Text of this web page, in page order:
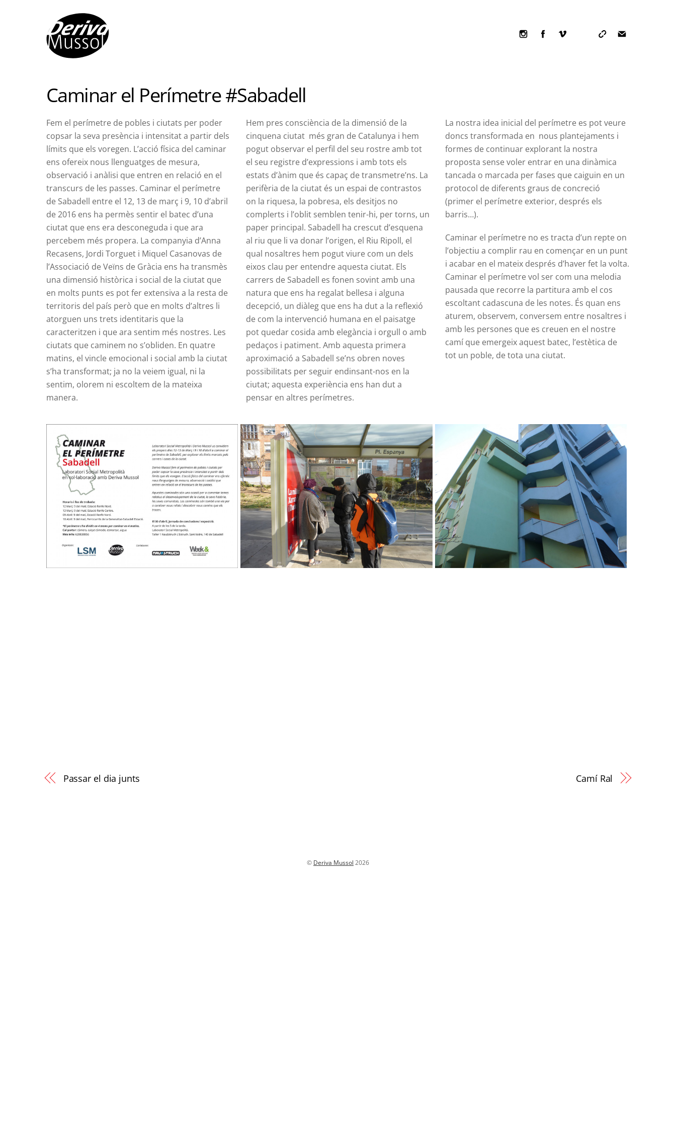
Icon
Icon
Icon
Caminar el Perímetre #Sabadell
Fem el perímetre de pobles i ciutats per poder
copsar la seva presència i intensitat a partir dels
límits que els voregen. L’acció física del caminar
ens ofereix nous llenguatges de mesura,
observació i anàlisi que entren en relació en el
transcurs de les passes. Caminar el perímetre
de Sabadell entre el 12, 13 de març i 9, 10 d’abril
de 2016 ens ha permès sentir el batec d’una
ciutat que ens era desconeguda i que ara
percebem més propera. La companyia d’Anna
Recasens, Jordi Torguet i Miquel Casanovas de
l’Associació de Veïns de Gràcia ens ha transmès
una dimensió històrica i social de la ciutat que
en molts punts es pot fer extensiva a la resta de
territoris del país però que en molts d’altres li
atorguen uns trets identitaris que la
caracteritzen i que ara sentim més nostres. Les
ciutats que caminem no s’obliden. En quatre
matins, el vincle emocional i social amb la ciutat
s’ha transformat; ja no la veiem igual, ni la
sentim, olorem ni escoltem de la mateixa
manera.
Hem pres consciència de la dimensió de la
cinquena ciutat més gran de Catalunya i hem
pogut observar el perfil del seu rostre amb tot
el seu registre d’expressions i amb tots els
estats d’ànim que és capaç de transmetre’ns. La
perifèria de la ciutat és un espai de contrastos
on la riquesa, la pobresa, els desitjos no
complerts i l’oblit semblen tenir-hi, per torns, un
paper principal. Sabadell ha crescut d’esquena
al riu que li va donar l’origen, el Riu Ripoll, el
qual nosaltres hem pogut viure com un dels
eixos clau per entendre aquesta ciutat. Els
carrers de Sabadell es fonen sovint amb una
natura que ens ha regalat bellesa i alguna
decepció, un diàleg que ens ha dut a la reflexió
de com la intervenció humana en el paisatge
pot quedar cosida amb elegància i orgull o amb
pedaços i patiment. Amb aquesta primera
aproximació a Sabadell se’ns obren noves
possibilitats per seguir endinsant-nos en la
ciutat; aquesta experiència ens han dut a
pensar en altres perímetres.
La nostra idea inicial del perímetre es pot veure
doncs transformada en nous plantejaments i
formes de continuar explorant la nostra
proposta sense voler entrar en una dinàmica
tancada o marcada per fases que caiguin en un
protocol de diferents graus de concreció
(primer el perímetre exterior, després els
barris…).
Caminar el perímetre no es tracta d’un repte on
l’objectiu a complir rau en començar en un punt
i acabar en el mateix després d’haver fet la volta.
Caminar el perímetre vol ser com una melodia
pausada que recorre la partitura amb el cos
escoltant cadascuna de les notes. És quan ens
aturem, observem, conversem entre nosaltres i
amb les persones que es creuen en el nostre
camí que emergeix aquest batec, l’estètica de
tot un poble, de tota una ciutat.
Passar el dia junts Camí Ral
© Deriva Mussol 2026